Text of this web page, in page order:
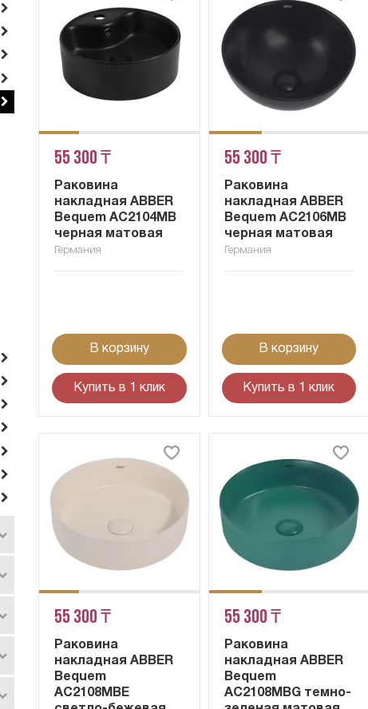
55 300 ₸
Раковина
накладная ABBER
Bequem AC2104MB
черная матовая
Германия
В корзину
Купить в 1 клик
55 300 ₸
Раковина
накладная ABBER
Bequem AC2106MB
черная матовая
Германия
В корзину
Купить в 1 клик
55 300 ₸
Раковина
накладная ABBER
Bequem
AC2108MBE
55 300 ₸
Раковина
накладная ABBER
Bequem
AC2108MBG темно-